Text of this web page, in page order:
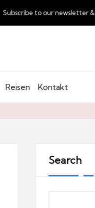
Subscribe to our newsletter &
Reisen Kontakt
Search